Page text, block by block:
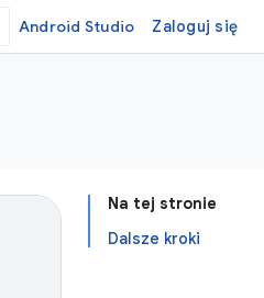
Android Studio Zaloguj się
Na tej stronie
Dalsze kroki